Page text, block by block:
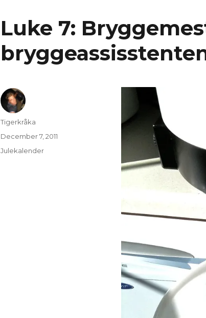
Luke 7:
Author
Tigerkråka
Posted
on
December 7, 2011
Categories
Julekalender